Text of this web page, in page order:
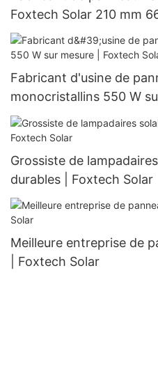
Foxtech Solar 210 mm
132 cellules
Fabricant d'usine de
monocristallins 550 W
Solar
Grossiste de
durables | Foxtech Solar
Meilleure entreprise de
| Foxtech Solar